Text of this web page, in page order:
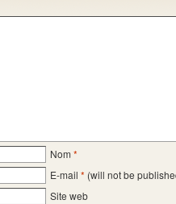
Nom *
E-mail * (will not be
Site web